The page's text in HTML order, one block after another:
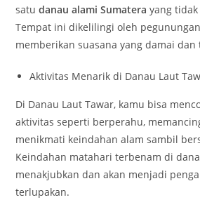
satudanau alami Sumatera yang
Tempat ini dikelilingi oleh
memberikan suasana yang damai dan
Aktivitas Menarik di Danau Laut
Di Danau Laut Tawar, kamu bisa
aktivitas seperti berperahu,
menikmati keindahan alam sambil
Keindahan matahari terbenam di
menakjubkan dan akan menjadi
terlupakan.